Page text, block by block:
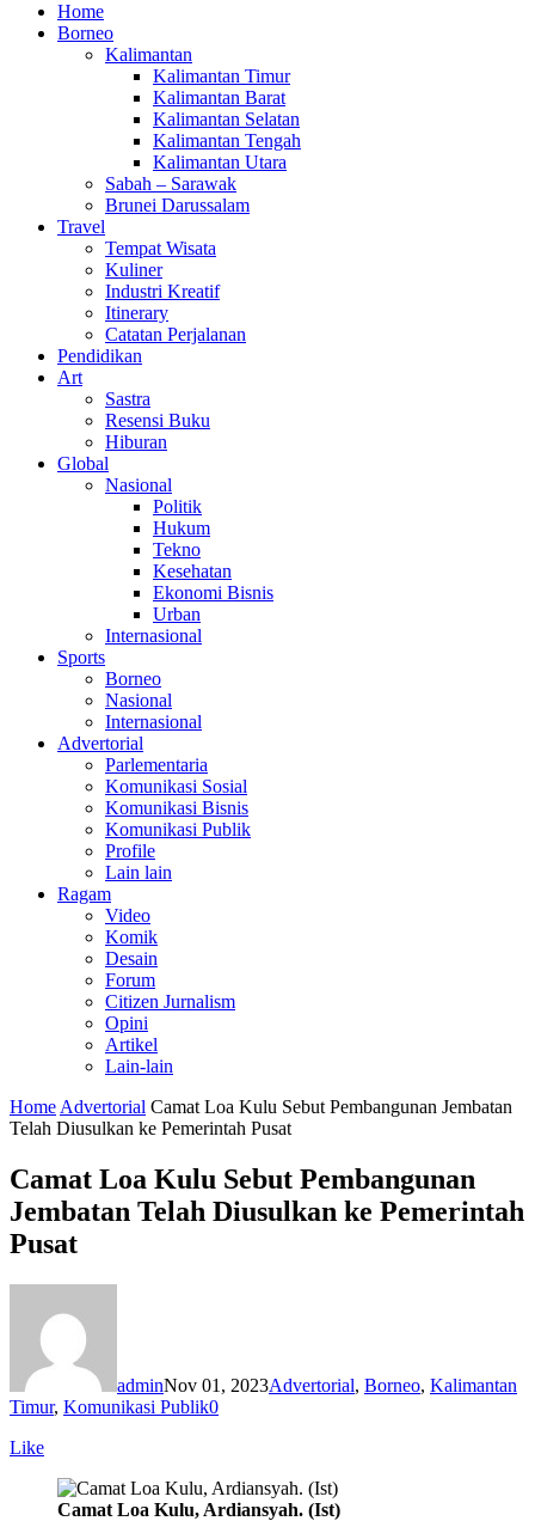
Home
Borneo
Kalimantan
Kalimantan Timur
Kalimantan Barat
Kalimantan Selatan
Kalimantan Tengah
Kalimantan Utara
Sabah – Sarawak
Brunei Darussalam
Travel
Tempat Wisata
Kuliner
Industri Kreatif
Itinerary
Catatan Perjalanan
Pendidikan
Art
Sastra
Resensi Buku
Hiburan
Global
Nasional
Politik
Hukum
Tekno
Kesehatan
Ekonomi Bisnis
Urban
Internasional
Sports
Borneo
Nasional
Internasional
Advertorial
Parlementaria
Komunikasi Sosial
Komunikasi Bisnis
Komunikasi Publik
Profile
Lain lain
Ragam
Video
Komik
Desain
Forum
Citizen Jurnalism
Opini
Artikel
Lain-lain
Home Advertorial Camat Loa Kulu Sebut Pembangunan Jembatan
Telah Diusulkan ke Pemerintah Pusat
Camat Loa Kulu Sebut Pembangunan
Jembatan Telah Diusulkan ke Pemerintah
Pusat
adminNov 01, 2023Advertorial, Borneo, Kalimantan
Timur, Komunikasi Publik0
Like
Camat Loa Kulu, Ardiansyah. (Ist)